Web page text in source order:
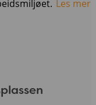
Les mer